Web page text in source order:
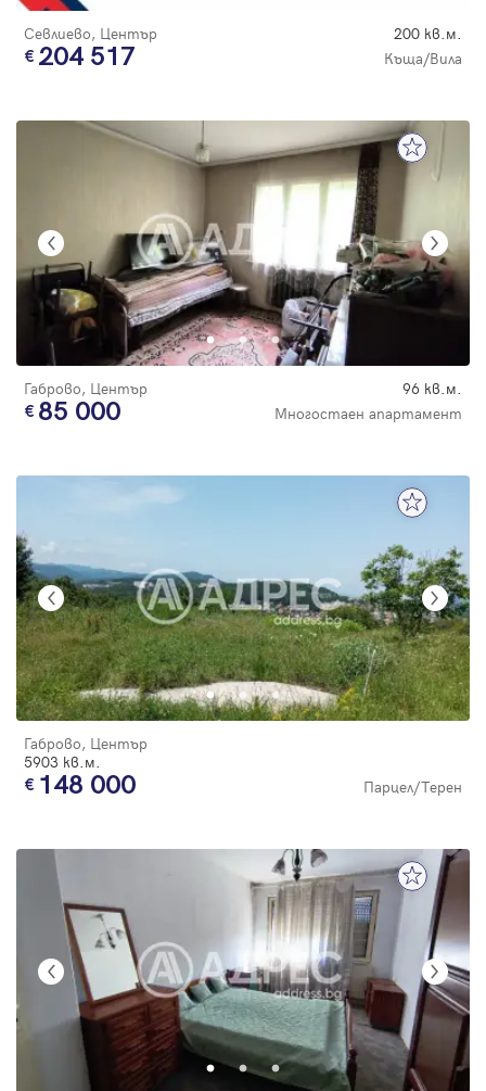
Севлиево, Център 200 кв.м.
204 517 Къща/Вила
Габрово, Център 96 кв.м.
85 000 Многостаен апартамент
Габрово, Център
5903 кв.м.
148 000 Парцел/Терен